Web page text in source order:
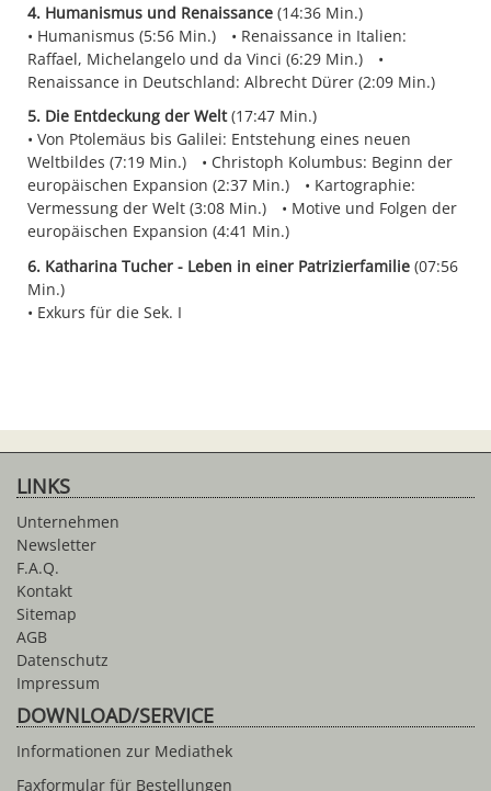
4. Humanismus und Renaissance (14:36 Min.)
Humanismus (5:56 Min.)
Renaissance in Italien:
Raffael, Michelangelo und da Vinci (6:29 Min.)
Renaissance in Deutschland: Albrecht Dürer (2:09 Min.)
5. Die Entdeckung der Welt(17:47 Min.)
Von Ptolemäus bis Galilei: Entstehung eines neuen
Weltbildes (7:19 Min.)
Christoph Kolumbus: Beginn der
europäischen Expansion (2:37 Min.)
Kartographie:
Vermessung der Welt (3:08 Min.)
Motive und Folgen der
europäischen Expansion (4:41 Min.)
6. Katharina Tucher - Leben in einer Patrizierfamilie (07:56
Min.)
Exkurs für die Sek. I
LINKS
Unternehmen
Newsletter
F.A.Q.
Kontakt
Sitemap
AGB
Datenschutz
Impressum
DOWNLOAD/SERVICE
Informationen zur Mediathek
Faxformular für Bestellungen